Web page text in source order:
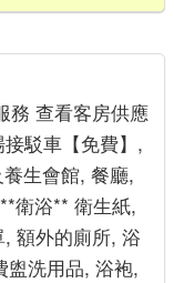
查看客房供應
駁車【免費】,
生會館, 餐廳,
衛浴** 衛生紙,
額外的廁所, 浴
盥洗用品, 浴袍,